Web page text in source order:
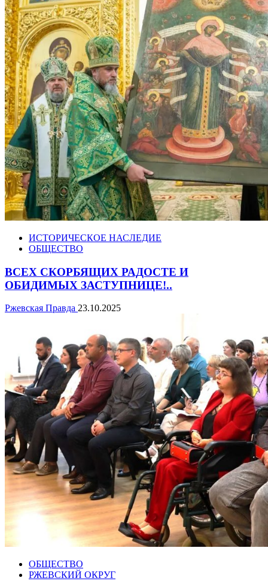
ИСТОРИЧЕСКОЕ НАСЛЕДИЕ
ОБЩЕСТВО
ВСЕХ СКОРБЯЩИХ РАДОСТЕ И
ОБИДИМЫХ ЗАСТУПНИЦЕ!..
Ржевская Правда 23.10.2025
ОБЩЕСТВО
РЖЕВСКИЙ ОКРУГ